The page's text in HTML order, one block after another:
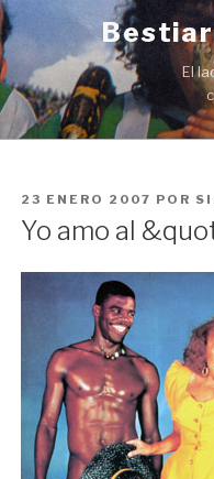
Ir
al
contenido
El
PUBLICADO
EN
23 ENERO 2007 POR
Yo amo al